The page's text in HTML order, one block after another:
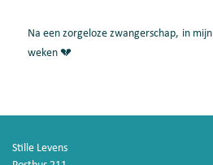
Na een zorgeloze zwangerschap, in
weken 💔
Stille Levens